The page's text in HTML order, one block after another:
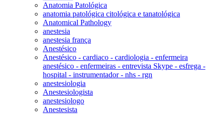
Anatomia Patológica
anatomia patológica citológica e tanatológica
Anatomical Pathology
anestesia
anestesia frança
Anestésico
Anestésico - cardiaco - cardiologia - enfermeira
anestésico - enfermeiras - entrevista Skype - esfrega -
hospital - instrumentador - nhs - rgn
anestesiologia
Anestesiologista
anestesiologo
Anestesista